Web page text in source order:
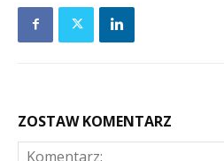
ZOSTAW KOMENTARZ